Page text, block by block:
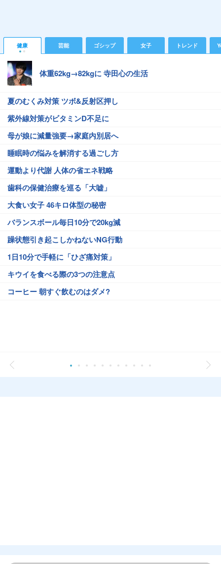
健康 芸能 ゴシップ 女子 トレンド
体重62kg→82kgに 寺田心の生活
夏のむくみ対策 ツボ&反射区押し
紫外線対策がビタミンD不足に
母が娘に減量強要→家庭内別居へ
睡眠時の悩みを解消する過ごし方
運動より代謝 人体の省エネ戦略
歯科の保健治療を巡る「大嘘」
大食い女子 46キロ体型の秘密
バランスボール毎日10分で20kg減
躁状態引き起こしかねないNG行動
1日10分で手軽に「ひざ痛対策」
キウイを食べる際の3つの注意点
コーヒー 朝すぐ飲むのはダメ?